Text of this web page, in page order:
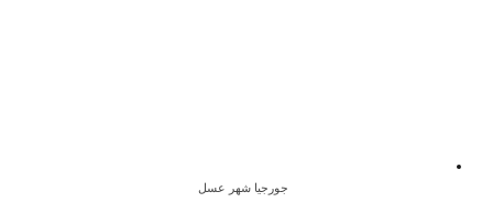
جورجيا شهر عسل